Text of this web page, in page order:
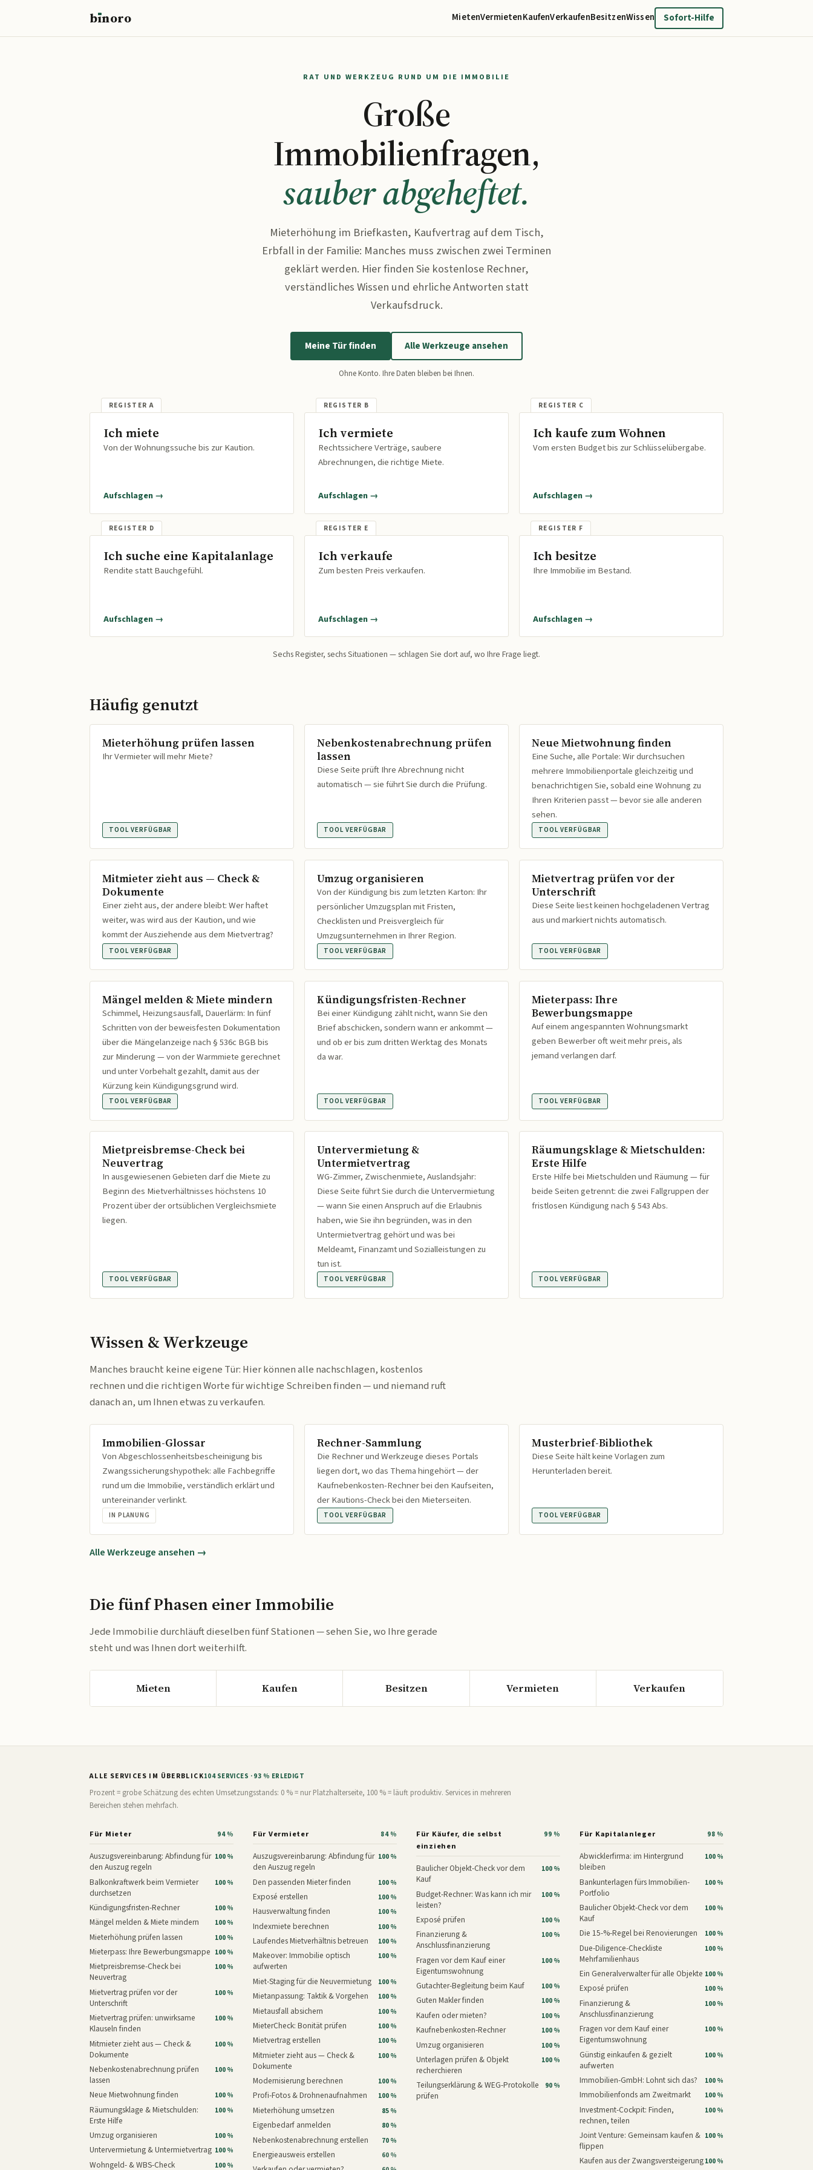
bınoro MietenVermietenKaufenVerkaufenBesitzenWissen Sofort-Hilfe
RAT UND WERKZEUG RUND UM DIE IMMOBILIE
Große
Immobilienfragen,
sauber abgeheftet.
Mieterhöhung im Briefkasten, Kaufvertrag auf dem Tisch,
Erbfall in der Familie: Manches muss zwischen zwei Terminen
geklärt werden. Hier finden Sie kostenlose Rechner,
verständliches Wissen und ehrliche Antworten statt
Verkaufsdruck.
Meine Tür finden Alle Werkzeuge ansehen
Ohne Konto. Ihre Daten bleiben bei Ihnen.
Ich miete
Von der Wohnungssuche bis zur Kaution.
Aufschlagen →
Ich vermiete
Rechtssichere Verträge, saubere
Abrechnungen, die richtige Miete.
Aufschlagen →
Ich kaufe zum Wohnen
Vom ersten Budget bis zur Schlüsselübergabe.
Aufschlagen →
Ich suche eine Kapitalanlage
Rendite statt Bauchgefühl.
Aufschlagen →
Ich verkaufe
Zum besten Preis verkaufen.
Aufschlagen →
Ich besitze
Ihre Immobilie im Bestand.
Aufschlagen →
Sechs Register, sechs Situationen — schlagen Sie dort auf, wo Ihre Frage liegt.
Häufig genutzt
Mieterhöhung prüfen lassen
Ihr Vermieter will mehr Miete?
TOOL VERFÜGBAR
Nebenkostenabrechnung prüfen
lassen
Diese Seite prüft Ihre Abrechnung nicht
automatisch — sie führt Sie durch die Prüfung.
TOOL VERFÜGBAR
Neue Mietwohnung finden
Eine Suche, alle Portale: Wir durchsuchen
mehrere Immobilienportale gleichzeitig und
benachrichtigen Sie, sobald eine Wohnung zu
Ihren Kriterien passt — bevor sie alle anderen
sehen.
TOOL VERFÜGBAR
Mitmieter zieht aus — Check &
Dokumente
Einer zieht aus, der andere bleibt: Wer haftet
weiter, was wird aus der Kaution, und wie
kommt der Ausziehende aus dem Mietvertrag?
TOOL VERFÜGBAR
Umzug organisieren
Von der Kündigung bis zum letzten Karton: Ihr
persönlicher Umzugsplan mit Fristen,
Checklisten und Preisvergleich für
Umzugsunternehmen in Ihrer Region.
TOOL VERFÜGBAR
Mietvertrag prüfen vor der
Unterschrift
Diese Seite liest keinen hochgeladenen Vertrag
aus und markiert nichts automatisch.
TOOL VERFÜGBAR
Mängel melden & Miete mindern
Schimmel, Heizungsausfall, Dauerlärm: In fünf
Schritten von der beweisfesten Dokumentation
über die Mängelanzeige nach § 536c BGB bis
zur Minderung — von der Warmmiete gerechnet
und unter Vorbehalt gezahlt, damit aus der
Kürzung kein Kündigungsgrund wird.
TOOL VERFÜGBAR
Kündigungsfristen-Rechner
Bei einer Kündigung zählt nicht, wann Sie den
Brief abschicken, sondern wann er ankommt —
und ob er bis zum dritten Werktag des Monats
da war.
TOOL VERFÜGBAR
Mieterpass: Ihre
Bewerbungsmappe
Auf einem angespannten Wohnungsmarkt
geben Bewerber oft weit mehr preis, als
jemand verlangen darf.
TOOL VERFÜGBAR
Mietpreisbremse-Check bei
Neuvertrag
In ausgewiesenen Gebieten darf die Miete zu
Beginn des Mietverhältnisses höchstens 10
Prozent über der ortsüblichen Vergleichsmiete
liegen.
TOOL VERFÜGBAR
Untervermietung &
Untermietvertrag
WG-Zimmer, Zwischenmiete, Auslandsjahr:
Diese Seite führt Sie durch die Untervermietung
— wann Sie einen Anspruch auf die Erlaubnis
haben, wie Sie ihn begründen, was in den
Untermietvertrag gehört und was bei
Meldeamt, Finanzamt und Sozialleistungen zu
tun ist.
TOOL VERFÜGBAR
Räumungsklage & Mietschulden:
Erste Hilfe
Erste Hilfe bei Mietschulden und Räumung — für
beide Seiten getrennt: die zwei Fallgruppen der
fristlosen Kündigung nach § 543 Abs.
TOOL VERFÜGBAR
Wissen & Werkzeuge
Manches braucht keine eigene Tür: Hier können alle nachschlagen, kostenlos
rechnen und die richtigen Worte für wichtige Schreiben finden — und niemand ruft
danach an, um Ihnen etwas zu verkaufen.
Immobilien-Glossar
Von Abgeschlossenheitsbescheinigung bis
Zwangssicherungshypothek: alle Fachbegriffe
rund um die Immobilie, verständlich erklärt und
untereinander verlinkt.
IN PLANUNG
Rechner-Sammlung
Die Rechner und Werkzeuge dieses Portals
liegen dort, wo das Thema hingehört — der
Kaufnebenkosten-Rechner bei den Kaufseiten,
der Kautions-Check bei den Mieterseiten.
TOOL VERFÜGBAR
Musterbrief-Bibliothek
Diese Seite hält keine Vorlagen zum
Herunterladen bereit.
TOOL VERFÜGBAR
Alle Werkzeuge ansehen →
Die fünf Phasen einer Immobilie
Jede Immobilie durchläuft dieselben fünf Stationen — sehen Sie, wo Ihre gerade
steht und was Ihnen dort weiterhilft.
Mieten Kaufen Besitzen Vermieten Verkaufen
ALLE SERVICES IM ÜBERBLICK104 SERVICES · 93 % ERLEDIGT
Prozent = grobe Schätzung des echten Umsetzungsstands: 0 % = nur Platzhalterseite, 100 % = läuft produktiv. Services in mehreren
Bereichen stehen mehrfach.
Für Mieter 94 %
Auszugsvereinbarung: Abfindung für
den Auszug regeln
100 %
Balkonkraftwerk beim Vermieter
durchsetzen
100 %
Kündigungsfristen-Rechner 100 %
Mängel melden & Miete mindern 100 %
Mieterhöhung prüfen lassen 100 %
Mieterpass: Ihre Bewerbungsmappe 100 %
Mietpreisbremse-Check bei
Neuvertrag
100 %
Mietvertrag prüfen vor der
Unterschrift
100 %
Mietvertrag prüfen: unwirksame
Klauseln finden
100 %
Mitmieter zieht aus — Check &
Dokumente
100 %
Nebenkostenabrechnung prüfen
lassen
100 %
Neue Mietwohnung finden 100 %
Räumungsklage & Mietschulden:
Erste Hilfe
100 %
Umzug organisieren 100 %
Untervermietung & Untermietvertrag 100 %
Wohngeld- & WBS-Check 100 %
Für Vermieter 84 %
Auszugsvereinbarung: Abfindung für
den Auszug regeln
100 %
Den passenden Mieter finden 100 %
Exposé erstellen 100 %
Hausverwaltung finden 100 %
Indexmiete berechnen 100 %
Laufendes Mietverhältnis betreuen 100 %
Makeover: Immobilie optisch
aufwerten
100 %
Miet-Staging für die Neuvermietung 100 %
Mietanpassung: Taktik & Vorgehen 100 %
Mietausfall absichern 100 %
MieterCheck: Bonität prüfen 100 %
Mietvertrag erstellen 100 %
Mitmieter zieht aus — Check &
Dokumente
100 %
Modernisierung berechnen 100 %
Profi-Fotos & Drohnenaufnahmen 100 %
Mieterhöhung umsetzen 85 %
Eigenbedarf anmelden 80 %
Nebenkostenabrechnung erstellen 70 %
Energieausweis erstellen 60 %
Für Käufer, die selbst
einziehen
99 %
Baulicher Objekt-Check vor dem
Kauf
100 %
Budget-Rechner: Was kann ich mir
leisten?
100 %
Exposé prüfen 100 %
Finanzierung &
Anschlussfinanzierung
100 %
Fragen vor dem Kauf einer
Eigentumswohnung
100 %
Gutachter-Begleitung beim Kauf 100 %
Guten Makler finden 100 %
Kaufen oder mieten? 100 %
Kaufnebenkosten-Rechner 100 %
Umzug organisieren 100 %
Unterlagen prüfen & Objekt
recherchieren
100 %
Teilungserklärung & WEG-Protokolle
prüfen
90 %
Für Kapitalanleger 98 %
Abwicklerfirma: im Hintergrund
bleiben
100 %
Bankunterlagen fürs Immobilien-
Portfolio
100 %
Baulicher Objekt-Check vor dem
Kauf
100 %
Die 15-%-Regel bei Renovierungen 100 %
Due-Diligence-Checkliste
Mehrfamilienhaus
100 %
Ein Generalverwalter für alle Objekte 100 %
Exposé prüfen 100 %
Finanzierung &
Anschlussfinanzierung
100 %
Fragen vor dem Kauf einer
Eigentumswohnung
100 %
Günstig einkaufen & gezielt
aufwerten
100 %
Immobilien-GmbH: Lohnt sich das? 100 %
Immobilienfonds am Zweitmarkt 100 %
Investment-Cockpit: Finden,
rechnen, teilen
100 %
Joint Venture: Gemeinsam kaufen &
flippen
100 %
Kaufen aus der Zwangsversteigerung100 %